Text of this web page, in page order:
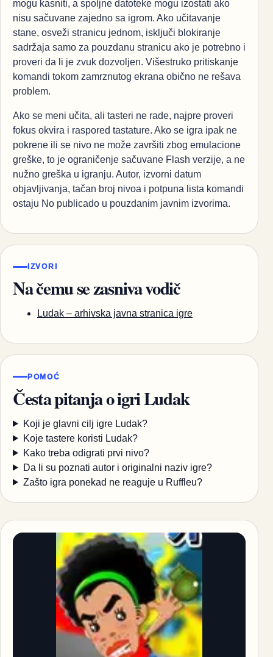
mogu kasniti, a spoljne datoteke mogu izostati ako
nisu sačuvane zajedno sa igrom. Ako učitavanje
stane, osveži stranicu jednom, isključi blokiranje
sadržaja samo za pouzdanu stranicu ako je potrebno i
proveri da li je zvuk dozvoljen. Višestruko pritiskanje
komandi tokom zamrznutog ekrana obično ne rešava
problem.
Ako se meni učita, ali tasteri ne rade, najpre proveri
fokus okvira i raspored tastature. Ako se igra ipak ne
pokrene ili se nivo ne može završiti zbog emulacione
greške, to je ograničenje sačuvane Flash verzije, a ne
nužno greška u igranju. Autor, izvorni datum
objavljivanja, tačan broj nivoa i potpuna lista komandi
ostaju No publicado u pouzdanim javnim izvorima.
IZVORI
Na čemu se zasniva vodič
Ludak – arhivska javna stranica igre
POMOĆ
Česta pitanja o igri Ludak
Koji je glavni cilj igre Ludak?
Koje tastere koristi Ludak?
Kako treba odigrati prvi nivo?
Da li su poznati autor i originalni naziv igre?
Zašto igra ponekad ne reaguje u Ruffleu?